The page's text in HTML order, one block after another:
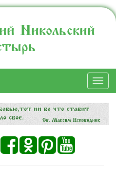
Никольский